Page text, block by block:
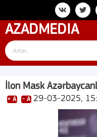
AZADMEDIA
İlon Mask
+ A - A 29-03-2025,